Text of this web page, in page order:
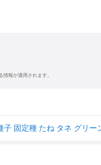
報が適用されます。